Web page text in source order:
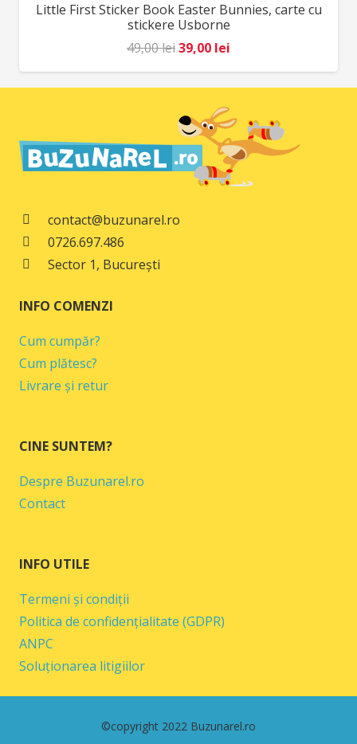
98,00 lei.
REDUCERI!
Little First Sticker Book Easter Bunnies, carte cu
stickere Usborne
49,00leiPrețul
inițial
a
fost:
49,00 lei.
39,00 lei
curent
este:
39,00 lei.
contact@buzunarel.ro
0726.697.486
Sector 1, București
INFO COMENZI
Cum cumpăr?
Cum plătesc?
Livrare și retur
CINE SUNTEM?
Despre Buzunarel.ro
Contact
INFO UTILE
Termeni și condiții
Politica de confidențialitate (GDPR)
ANPC
Soluționarea litigiilor
©copyright 2022 Buzunarel.ro